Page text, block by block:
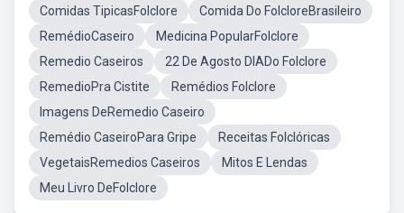
Comidas TipicasFolclore
Comida Do FolcloreBrasileiro
RemédioCaseiro
Medicina PopularFolclore
Remedio Caseiros
22 De Agosto DIADo Folclore
RemedioPra Cistite
Remédios Folclore
Imagens DeRemedio Caseiro
Remédio CaseiroPara Gripe
Receitas Folclóricas
VegetaisRemedios Caseiros
Mitos E Lendas
Meu Livro DeFolclore